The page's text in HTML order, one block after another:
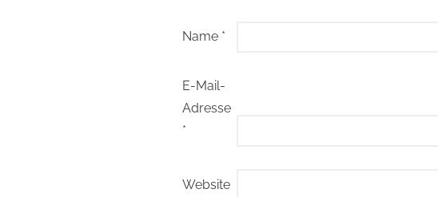
Name *
E-Mail-
Adresse
*
Website